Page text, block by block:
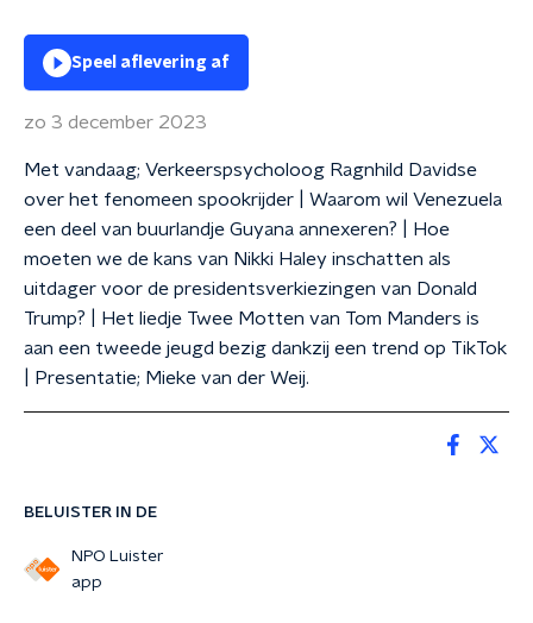
BELUISTER IN DE
NPO Luister
app
Speel aflevering af
zo 3 december 2023
Met vandaag; Verkeerspsycholoog Ragnhild Davidse
over het fenomeen spookrijder | Waarom wil Venezuela
een deel van buurlandje Guyana annexeren? | Hoe
moeten we de kans van Nikki Haley inschatten als
uitdager voor de presidentsverkiezingen van Donald
Trump? | Het liedje Twee Motten van Tom Manders is
aan een tweede jeugd bezig dankzij een trend op TikTok
| Presentatie; Mieke van der Weij.